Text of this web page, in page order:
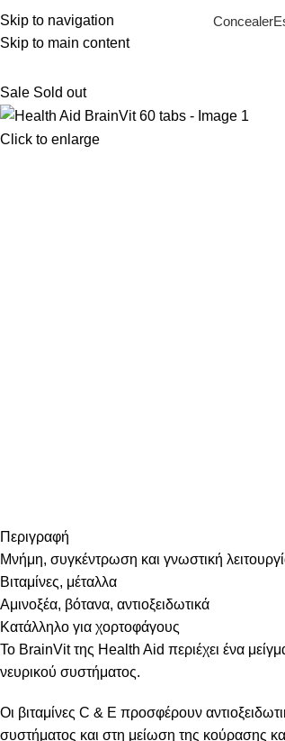
Skip to navigation
Skip to main content
Concealer
Sale Sold out
Click to enlarge
Περιγραφή
Μνήμη, συγκέντρωση και γνωστική
Βιταμίνες, μέταλλα
Αμινοξέα, βότανα, αντιοξειδωτικά
Κατάλληλο για χορτοφάγους
Το BrainVit της Health Aid περιέχει ένα
νευρικού συστήματος.
Οι βιταμίνες C & E προσφέρουν
συστήματος και στη μείωση της κούρασης